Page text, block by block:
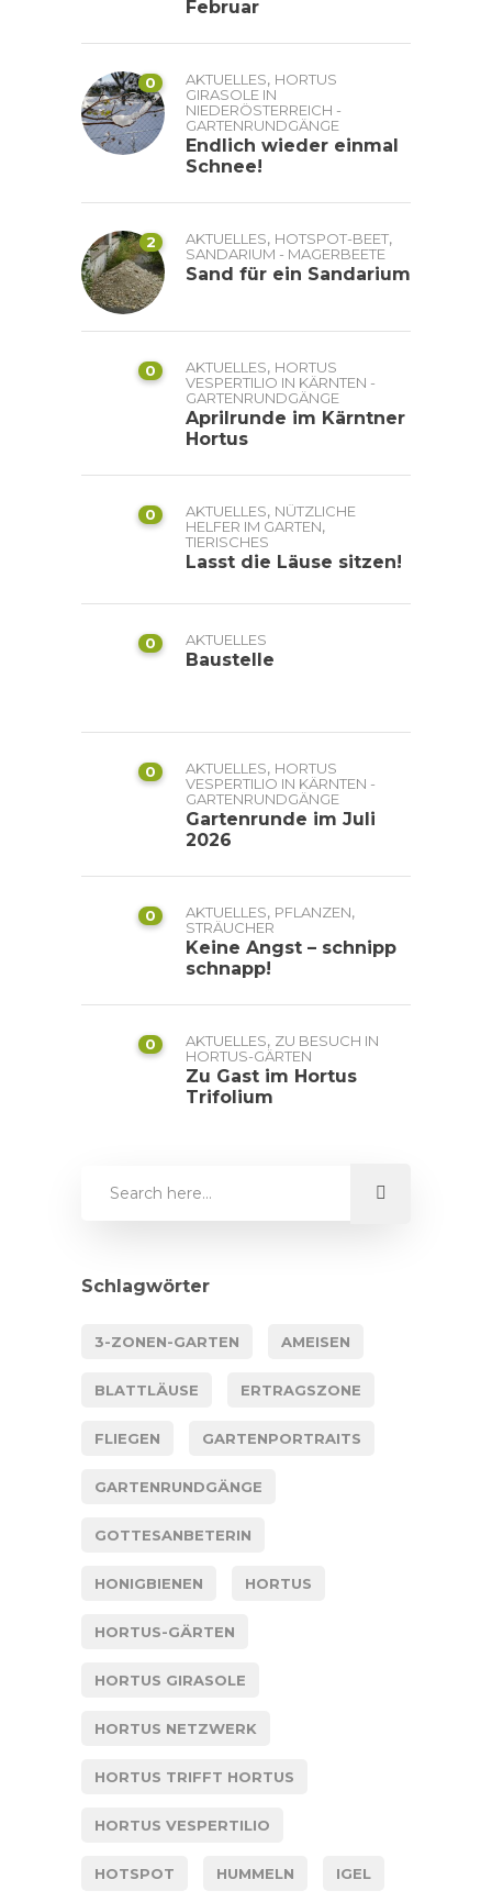
Februar
0 AKTUELLES, HORTUS
GIRASOLE IN
NIEDERÖSTERREICH -
GARTENRUNDGÄNGE
Endlich wieder einmal
Schnee!
2 AKTUELLES, HOTSPOT-BEET,
SANDARIUM - MAGERBEETE
Sand für ein Sandarium
0 AKTUELLES, HORTUS
VESPERTILIO IN KÄRNTEN -
GARTENRUNDGÄNGE
Aprilrunde im Kärntner
Hortus
0 AKTUELLES, NÜTZLICHE
HELFER IM GARTEN,
TIERISCHES
Lasst die Läuse sitzen!
0 AKTUELLES
Baustelle
0 AKTUELLES, HORTUS
VESPERTILIO IN KÄRNTEN -
GARTENRUNDGÄNGE
Gartenrunde im Juli
2026
0 AKTUELLES, PFLANZEN,
STRÄUCHER
Keine Angst – schnipp
schnapp!
0 AKTUELLES, ZU BESUCH IN
HORTUS-GÄRTEN
Zu Gast im Hortus
Trifolium
Schlagwörter
3-ZONEN-GARTEN AMEISEN
BLATTLÄUSE ERTRAGSZONE
FLIEGEN GARTENPORTRAITS
GARTENRUNDGÄNGE
GOTTESANBETERIN
HONIGBIENEN HORTUS
HORTUS-GÄRTEN
HORTUS GIRASOLE
HORTUS NETZWERK
HORTUS TRIFFT HORTUS
HORTUS VESPERTILIO
HOTSPOT HUMMELN IGEL